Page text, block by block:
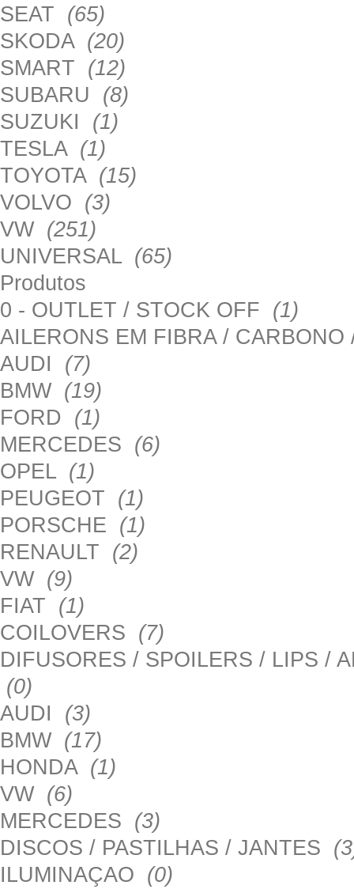
SEAT (65)
SKODA (20)
SMART (12)
SUBARU (8)
SUZUKI (1)
TESLA (1)
TOYOTA (15)
VOLVO (3)
VW (251)
UNIVERSAL (65)
Produtos
0 - OUTLET / STOCK OFF (1)
AILERONS EM FIBRA /
AUDI (7)
BMW (19)
FORD (1)
MERCEDES (6)
OPEL (1)
PEUGEOT (1)
PORSCHE (1)
RENAULT (2)
VW (9)
FIAT (1)
COILOVERS (7)
DIFUSORES / SPOILERS / LIPS /
(0)
AUDI (3)
BMW (17)
HONDA (1)
VW (6)
MERCEDES (3)
DISCOS / PASTILHAS / JANTES
ILUMINAÇAO (0)